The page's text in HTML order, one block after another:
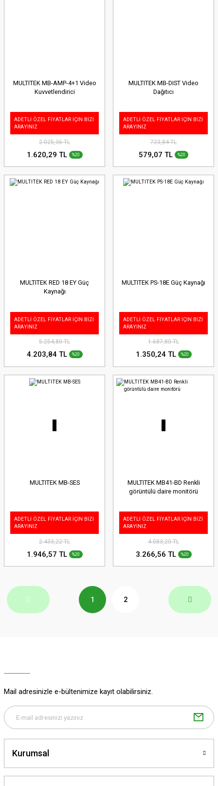
MULTITEK MB-AMP-4+1 Video
Kuvvetlendirici
ADETLİ ÖZEL FİYATLAR İÇİN BİZİ
ARAYINIZ
2.025,36 TL
1.620,29 TL %20
MULTITEK MB-DIST Video
Dağıtıcı
ADETLİ ÖZEL FİYATLAR İÇİN BİZİ
ARAYINIZ
723,84 TL
579,07 TL %20
MULTITEK RED 18 EY Güç
Kaynağı
ADETLİ ÖZEL FİYATLAR İÇİN BİZİ
ARAYINIZ
5.254,80 TL
4.203,84 TL %20
MULTITEK PS-18E Güç Kaynağı
ADETLİ ÖZEL FİYATLAR İÇİN BİZİ
ARAYINIZ
1.687,80 TL
1.350,24 TL %20
MULTITEK MB-SES
ADETLİ ÖZEL FİYATLAR İÇİN BİZİ
ARAYINIZ
2.433,22 TL
1.946,57 TL %20
MULTITEK MB41-BD Renkli
görüntülü daire monitörü
ADETLİ ÖZEL FİYATLAR İÇİN BİZİ
ARAYINIZ
4.083,20 TL
3.266,56 TL %20
1 2
Mail adresinizle e-bültenimize kayıt olabilirsiniz.
Kurumsal